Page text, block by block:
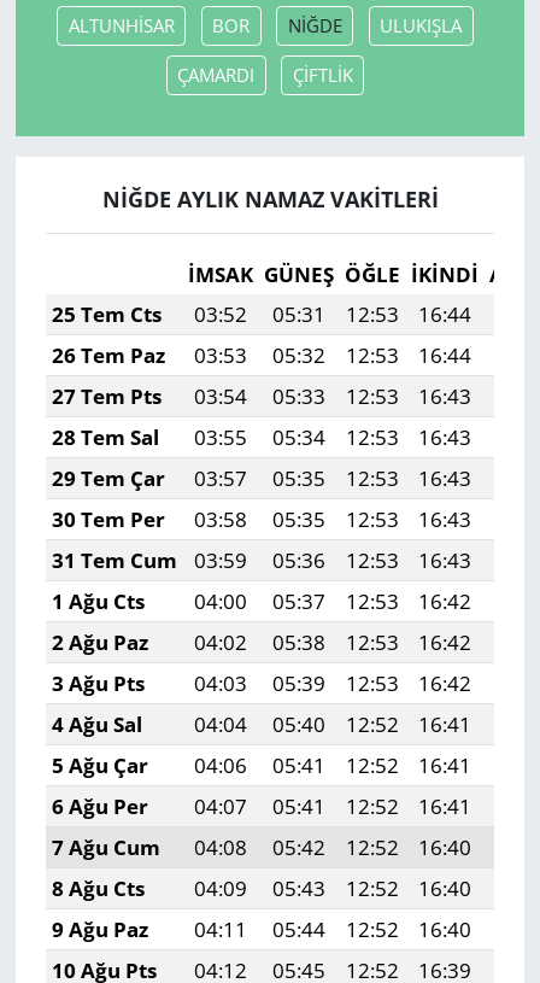
ALTUNHİSAR BOR NİĞDE ULUKIŞLA
ÇAMARDI ÇİFTLİK
NİĞDE AYLIK NAMAZ VAKITLERI
İMSAK GÜNEŞ ÖĞLE İKINDI
25 Tem Cts
03:52 05:31 12:53 16:44
26 Tem Paz
03:53 05:32 12:53 16:44
27 Tem Pts
03:54 05:33 12:53 16:43
28 Tem Sal
03:55 05:34 12:53 16:43
29 Tem Çar
03:57 05:35 12:53 16:43
30 Tem Per
03:58 05:35 12:53 16:43
31 Tem Cum
03:59 05:36 12:53 16:43
1 Ağu Cts
04:00 05:37 12:53 16:42
2 Ağu Paz
04:02 05:38 12:53 16:42
3 Ağu Pts
04:03 05:39 12:53 16:42
4 Ağu Sal
04:04 05:40 12:52 16:41
5 Ağu Çar
04:06 05:41 12:52 16:41
6 Ağu Per
04:07 05:41 12:52 16:41
7 Ağu Cum
04:08 05:42 12:52 16:40
8 Ağu Cts
04:09 05:43 12:52 16:40
9 Ağu Paz
04:11 05:44 12:52 16:40
10 Ağu Pts
04:12 05:45 12:52 16:39